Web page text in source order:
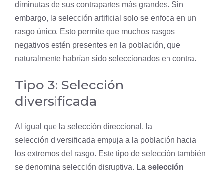
diminutas de sus contrapartes más grandes. Sin
embargo, la selección artificial solo se enfoca en un
rasgo único. Esto permite que muchos rasgos
negativos estén presentes en la población, que
naturalmente habrían sido seleccionados en contra.
Tipo 3: Selección
diversificada
Al igual que la selección direccional, la
selección diversificada empuja a la población hacia
los extremos del rasgo. Este tipo de selección también
se denomina selección disruptiva. La selección